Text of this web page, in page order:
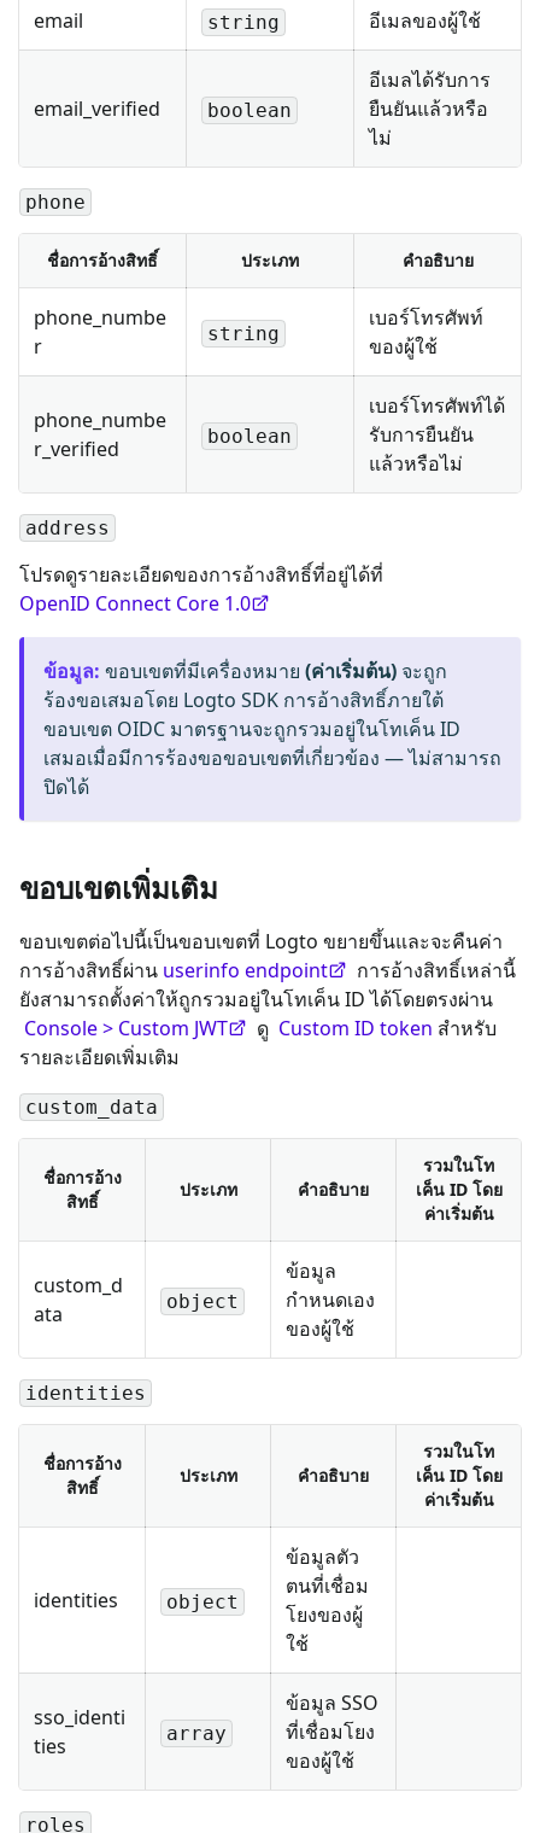
email string อีเมลของผู้ใช้
email_verified boolean
อีเมลได้รับการ
ยืนยันแล้วหรือ
ไม่
phone
ชื่อการอ้างสิทธิ์ ประเภท คำอธิบาย
phone_numbe
r
string
เบอร์โทรศัพท์
ของผู้ใช้
phone_numbe
r_verified
boolean
เบอร์โทรศัพท์ได้
รับการยืนยัน
แล้วหรือไม่
address
โปรดดูรายละเอียดของการอ้างสิทธิ์ที่อยู่ได้ที่
OpenID Connect Core 1.0
ข้อมูล: ขอบเขตที่มีเครื่องหมาย (ค่าเริ่มต้น) จะถูก
ร้องขอเสมอโดย Logto SDK การอ้างสิทธิ์ภายใต้
ขอบเขต OIDC มาตรฐานจะถูกรวมอยู่ในโทเค็น ID
เสมอเมื่อมีการร้องขอขอบเขตที่เกี่ยวข้อง — ไม่สามารถ
ปิดได้
ขอบเขตเพิ่มเติม
ขอบเขตต่อไปนี้เป็นขอบเขตที่ Logto ขยายขึ้นและจะคืนค่า
การอ้างสิทธิ์ผ่าน userinfo endpoint
การอ้างสิทธิ์เหล่านี้
ยังสามารถตั้งค่าให้ถูกรวมอยู่ในโทเค็น ID ได้โดยตรงผ่าน
Console > Custom JWT
ดู Custom ID token สำหรับ
รายละเอียดเพิ่มเติม
custom_data
ชื่อการอ้าง
สิทธิ์
ประเภท คำอธิบาย
รวมในโท
เค็น ID โดย
ค่าเริ่มต้น
custom_d
ata
object
ข้อมูล
กำหนดเอง
ของผู้ใช้
identities
ชื่อการอ้าง
สิทธิ์
ประเภท คำอธิบาย
รวมในโท
เค็น ID โดย
ค่าเริ่มต้น
identities object
ข้อมูลตัว
ตนที่เชื่อม
โยงของผู้
ใช้
sso_identi
ties
array
ข้อมูล SSO
ที่เชื่อมโยง
ของผู้ใช้
roles